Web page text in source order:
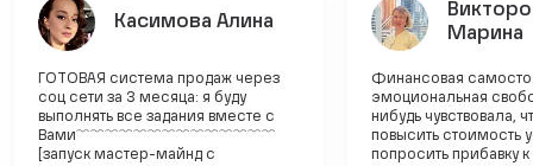
Касимова Алина
ГОТОВАЯ система продаж через
соц сети за 3 месяца: я буду
выполнять все задания вместе с
Вами﹌︎﹌︎﹌︎﹌︎﹌︎﹌︎﹌︎﹌︎﹌︎︎﹌︎﹌︎﹌︎﹌︎﹌︎
[запуск мастер-майнд с
Марина
Финансовая
эмоциональная
нибудь чувствовала,
повысить стоимость
попросить прибавку к